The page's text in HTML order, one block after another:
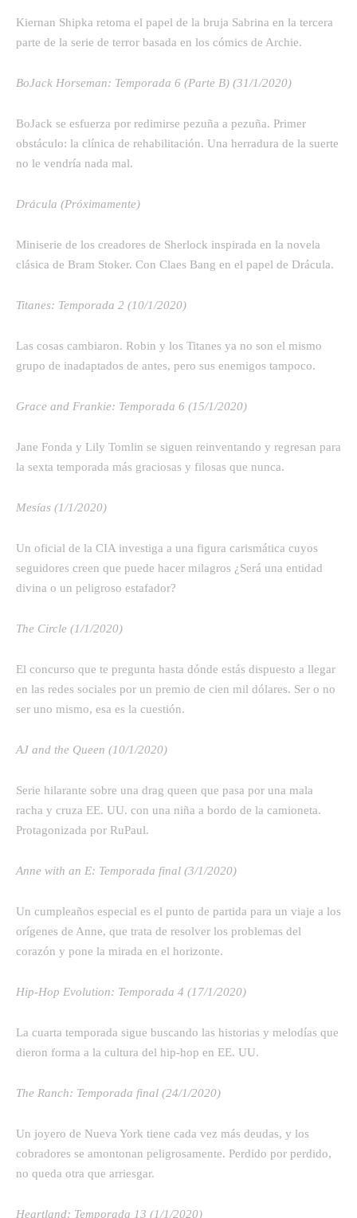
Kiernan Shipka retoma el papel de la bruja Sabrina en la tercera
parte de la serie de terror basada en los cómics de Archie.
BoJack Horseman: Temporada 6 (Parte B) (31/1/2020)
BoJack se esfuerza por redimirse pezuña a pezuña. Primer
obstáculo: la clínica de rehabilitación. Una herradura de la suerte
no le vendría nada mal.
Drácula (Próximamente)
Miniserie de los creadores de Sherlock inspirada en la novela
clásica de Bram Stoker. Con Claes Bang en el papel de Drácula.
Titanes: Temporada 2 (10/1/2020)
Las cosas cambiaron. Robin y los Titanes ya no son el mismo
grupo de inadaptados de antes, pero sus enemigos tampoco.
Grace and Frankie: Temporada 6 (15/1/2020)
Jane Fonda y Lily Tomlin se siguen reinventando y regresan para
la sexta temporada más graciosas y filosas que nunca.
Mesías (1/1/2020)
Un oficial de la CIA investiga a una figura carismática cuyos
seguidores creen que puede hacer milagros ¿Será una entidad
divina o un peligroso estafador?
The Circle (1/1/2020)
El concurso que te pregunta hasta dónde estás dispuesto a llegar
en las redes sociales por un premio de cien mil dólares. Ser o no
ser uno mismo, esa es la cuestión.
AJ and the Queen (10/1/2020)
Serie hilarante sobre una drag queen que pasa por una mala
racha y cruza EE. UU. con una niña a bordo de la camioneta.
Protagonizada por RuPaul.
Anne with an E: Temporada final (3/1/2020)
Un cumpleaños especial es el punto de partida para un viaje a los
orígenes de Anne, que trata de resolver los problemas del
corazón y pone la mirada en el horizonte.
Hip-Hop Evolution: Temporada 4 (17/1/2020)
La cuarta temporada sigue buscando las historias y melodías que
dieron forma a la cultura del hip-hop en EE. UU.
The Ranch: Temporada final (24/1/2020)
Un joyero de Nueva York tiene cada vez más deudas, y los
cobradores se amontonan peligrosamente. Perdido por perdido,
no queda otra que arriesgar.
Heartland: Temporada 13 (1/1/2020)